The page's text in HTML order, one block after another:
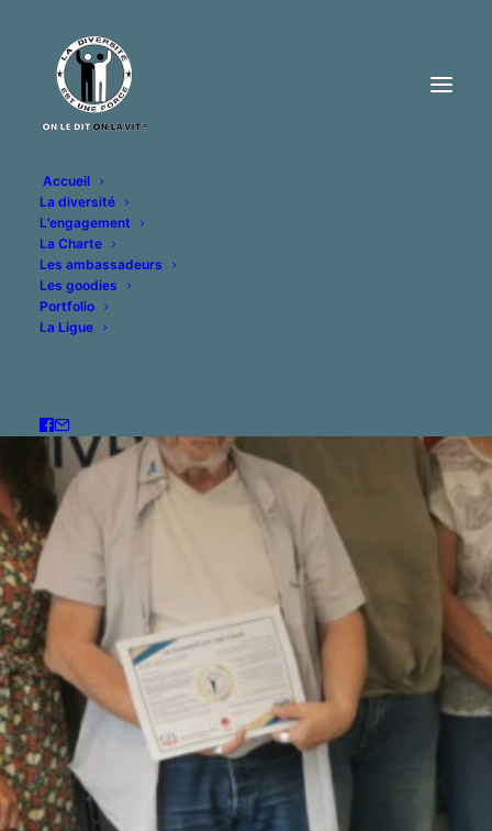
Accueil
La diversité
L’engagement
La Charte
Les ambassadeurs
Les goodies
Portfolio
La Ligue